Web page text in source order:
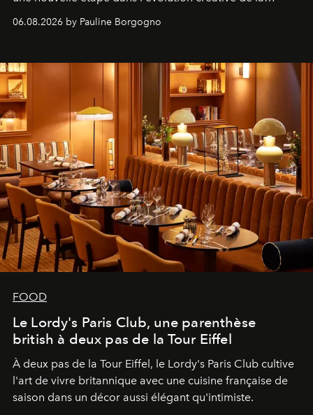
06.08.2026 by Pauline Borgogno
FOOD
Le Lordy's Paris Club, une parenthèse
british à deux pas de la Tour Eiffel
À deux pas de la Tour Eiffel, le Lordy's Paris Club cultive
l'art de vivre britannique avec une cuisine française de
saison dans un décor aussi élégant qu'intimiste.